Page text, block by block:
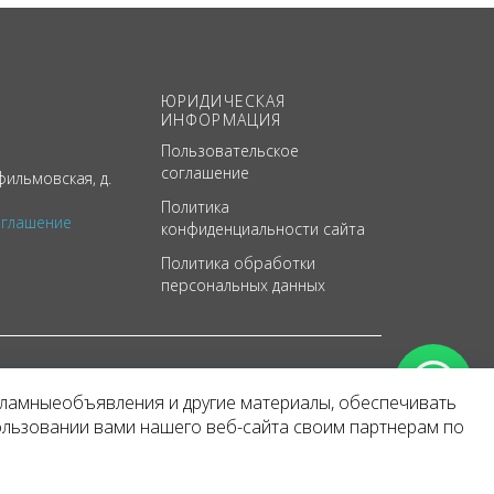
д.
ЮРИДИЧЕСКАЯ
ИНФОРМАЦИЯ
Пользовательское
соглашение
Политика
конфиденциальности сайта
Политика обработки
персональных данных
и другие материалы, обеспечивать
вами нашего веб-сайта своим партнерам по